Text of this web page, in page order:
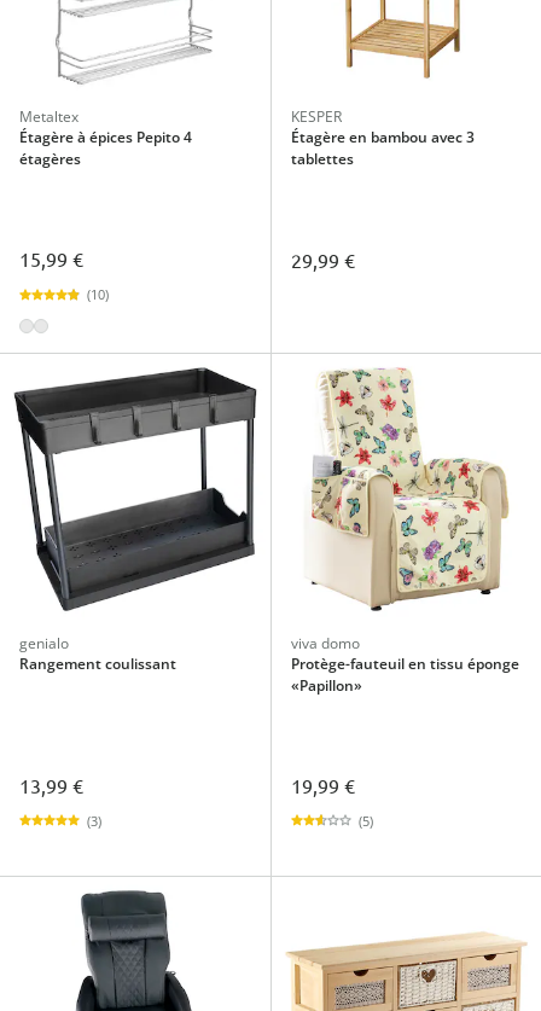
Metaltex
Étagère à épices Pepito 4
étagères
15,99 €
(10)
KESPER
Étagère en bambou avec 3
tablettes
29,99 €
genialo
Rangement coulissant
13,99 €
(3)
viva domo
Protège-fauteuil en tissu éponge
«Papillon»
19,99 €
(5)